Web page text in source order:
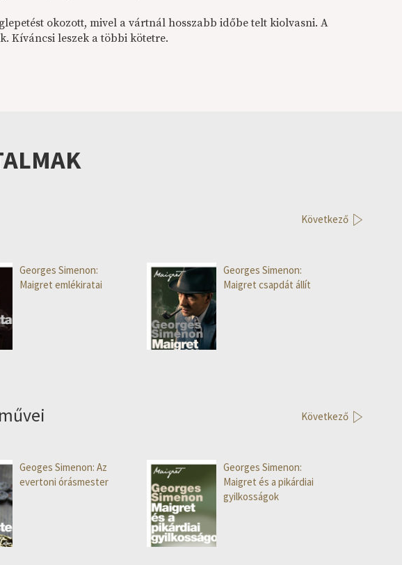
okozott, mivel a vártnál hosszabb időbe telt kiolvasni. A
Kíváncsi leszek a többi kötetre.
Következő
Georges Simenon:
Maigret emlékiratai
Georges Simenon:
Maigret csapdát állít
Következő
Geoges Simenon: Az
evertoni órásmester
Georges Simenon:
Maigret és a pikárdiai
gyilkosságok